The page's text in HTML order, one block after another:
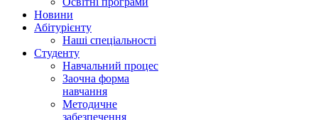
Hовини
Абітурієнту
Наші спеціальності
Студенту
Навчальний процес
Заочна форма
навчання
Методичне
забезпечення